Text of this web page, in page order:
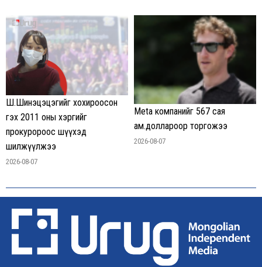
Ш.Шинэцэцэгийг хохироосон
гэх 2011 оны хэргийг
прокуророос шүүхэд
шилжүүлжээ
2026-08-07
Meta компанийг 567 сая
ам.доллароор торгожээ
2026-08-07